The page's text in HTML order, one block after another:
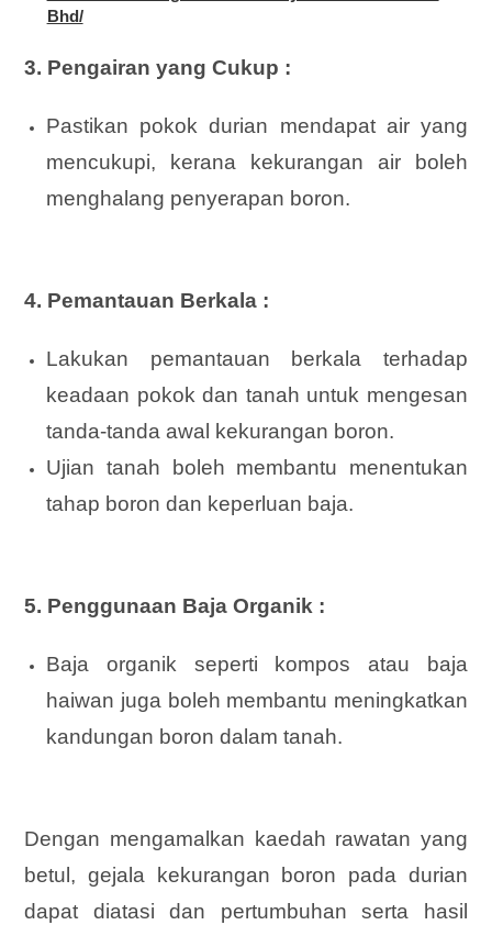
Bhd/
3. Pengairan yang Cukup :
Pastikan pokok durian mendapat air yang
mencukupi, kerana kekurangan air boleh
menghalang penyerapan boron.
4. Pemantauan Berkala :
Lakukan pemantauan berkala terhadap
keadaan pokok dan tanah untuk mengesan
tanda-tanda awal kekurangan boron.
Ujian tanah boleh membantu menentukan
tahap boron dan keperluan baja.
5. Penggunaan Baja Organik :
Baja organik seperti kompos atau baja
haiwan juga boleh membantu meningkatkan
kandungan boron dalam tanah.
Dengan mengamalkan kaedah rawatan yang
betul, gejala kekurangan boron pada durian
dapat diatasi dan pertumbuhan serta hasil